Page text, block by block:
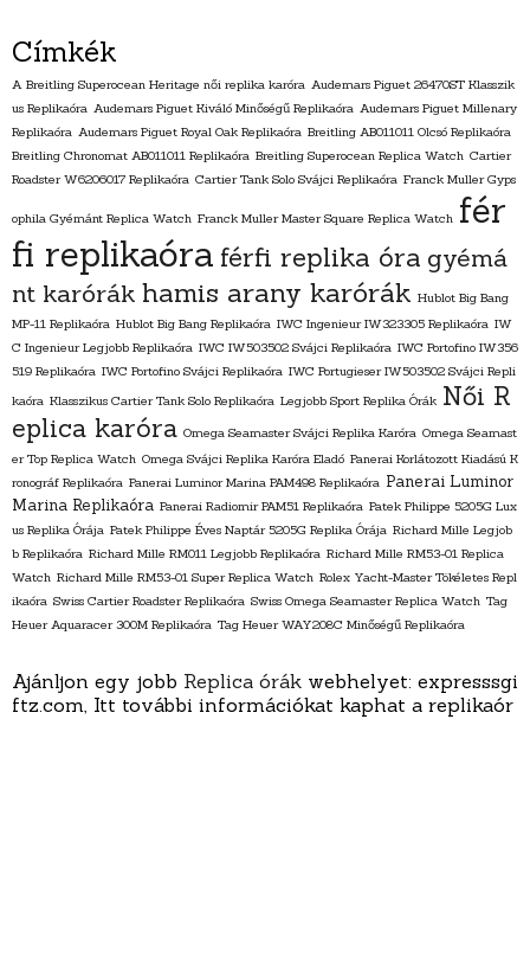
Címkék
A Breitling Superocean Heritage női replika karóra Audemars Piguet 26470ST Klasszik
us Replikaóra Audemars Piguet Kiváló Minőségű Replikaóra Audemars Piguet Millenary
Replikaóra Audemars Piguet Royal Oak Replikaóra Breitling AB011011 Olcsó Replikaóra
Breitling Chronomat AB011011 Replikaóra Breitling Superocean Replica Watch Cartier
Roadster W6206017 Replikaóra Cartier Tank Solo Svájci Replikaóra Franck Muller Gyps
ophila Gyémánt Replica Watch Franck Muller Master Square Replica Watch fér
fi replikaóra férfi replika óra gyémá
nt karórák hamis arany karórák Hublot Big Bang
MP-11 Replikaóra Hublot Big Bang Replikaóra IWC Ingenieur IW323305 Replikaóra IW
C Ingenieur Legjobb Replikaóra IWC IW503502 Svájci Replikaóra IWC Portofino IW356
519 Replikaóra IWC Portofino Svájci Replikaóra IWC Portugieser IW503502 Svájci Repli
kaóra Klasszikus Cartier Tank Solo Replikaóra Legjobb Sport Replika Órák Női R
eplica karóra Omega Seamaster Svájci Replika Karóra Omega Seamast
er Top Replica Watch Omega Svájci Replika Karóra Eladó Panerai Korlátozott Kiadású K
ronográf Replikaóra Panerai Luminor Marina PAM498 Replikaóra Panerai Luminor
Marina Replikaóra Panerai Radiomir PAM51 Replikaóra Patek Philippe 5205G Lux
us Replika Órája Patek Philippe Éves Naptár 5205G Replika Órája Richard Mille Legjob
b Replikaóra Richard Mille RM011 Legjobb Replikaóra Richard Mille RM53-01 Replica
Watch Richard Mille RM53-01 Super Replica Watch Rolex Yacht-Master Tökéletes Repl
ikaóra Swiss Cartier Roadster Replikaóra Swiss Omega Seamaster Replica Watch Tag
Heuer Aquaracer 300M Replikaóra Tag Heuer WAY208C Minőségű Replikaóra
Ajánljon egy jobb Replica órák webhelyet: expresssgi
ftz.com, Itt további információkat kaphat a replikaór